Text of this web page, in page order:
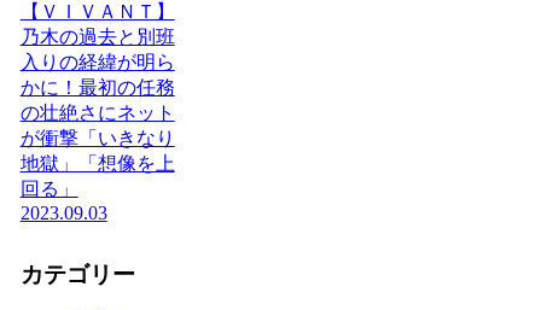
【ＶＩＶＡＮＴ】
乃木の過去と別班
入りの経緯が明ら
かに！最初の任務
の壮絶さにネット
が衝撃「いきなり
地獄」「想像を上
回る」
2023.09.03
カテゴリー